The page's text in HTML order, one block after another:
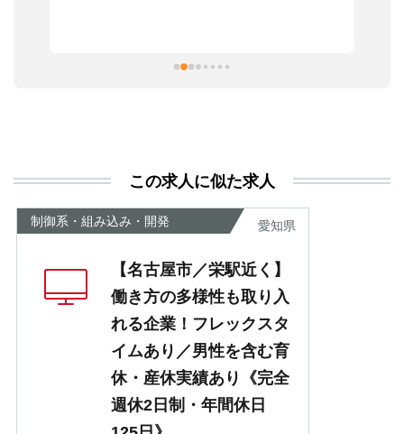
が
この求人に似た求人
制御系・組み込み・開発 愛知県
【名古屋市／栄駅近く】
働き方の多様性も取り入
れる企業！フレックスタ
イムあり／男性を含む育
休・産休実績あり《完全
週休2日制・年間休日